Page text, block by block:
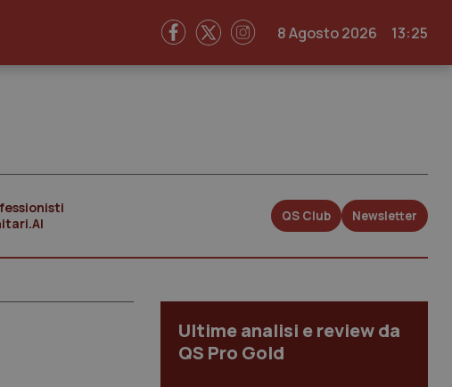
8 Agosto 2026 13:25
QS Club Newsletter
Ultime analisi e review da
QS Pro Gold